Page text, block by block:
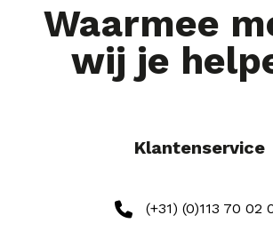
Waarmee
wij je
Klantenservice
(+31) (0)113 70 02